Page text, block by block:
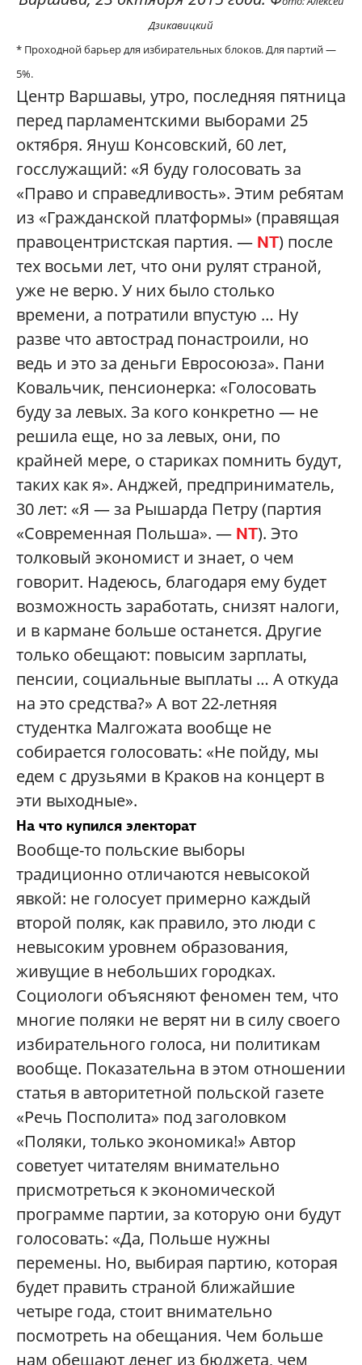
Дзикавицкий
* Проходной барьер для избирательных блоков. Для партий —
5%.
Центр Варшавы, утро, последняя пятница
перед парламентскими выборами 25
октября. Януш Консовский, 60 лет,
госслужащий: «Я буду голосовать за
«Право и справедливость». Этим ребятам
из «Гражданской платформы» (правящая
правоцентристская партия. — NT) после
тех восьми лет, что они рулят страной,
уже не верю. У них было столько
времени, а потратили впустую … Ну
разве что автострад понастроили, но
ведь и это за деньги Евросоюза». Пани
Ковальчик, пенсионерка: «Голосовать
буду за левых. За кого конкретно — не
решила еще, но за левых, они, по
крайней мере, о стариках помнить будут,
таких как я». Анджей, предприниматель,
30 лет: «Я — за Рышарда Петру (партия
«Современная Польша». — NT). Это
толковый экономист и знает, о чем
говорит. Надеюсь, благодаря ему будет
возможность заработать, снизят налоги,
и в кармане больше останется. Другие
только обещают: повысим зарплаты,
пенсии, социальные выплаты … А откуда
на это средства?» А вот 22-летняя
студентка Малгожата вообще не
собирается голосовать: «Не пойду, мы
едем с друзьями в Краков на концерт в
эти выходные».
На что купился электорат
Вообще-то польские выборы
традиционно отличаются невысокой
явкой: не голосует примерно каждый
второй поляк, как правило, это люди с
невысоким уровнем образования,
живущие в небольших городках.
Социологи объясняют феномен тем, что
многие поляки не верят ни в силу своего
избирательного голоса, ни политикам
вообще. Показательна в этом отношении
статья в авторитетной польской газете
«Речь Посполита» под заголовком
«Поляки, только экономика!» Автор
советует читателям внимательно
присмотреться к экономической
программе партии, за которую они будут
голосовать: «Да, Польше нужны
перемены. Но, выбирая партию, которая
будет править страной ближайшие
четыре года, стоит внимательно
посмотреть на обещания. Чем больше
нам обещают денег из бюджета, чем